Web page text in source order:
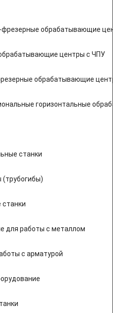
фрезерные обрабатывающие
центры с ЧПУ
обрабатывающие
горизонтальные
станки
(трубогибы)
для работы с металлом
с арматурой